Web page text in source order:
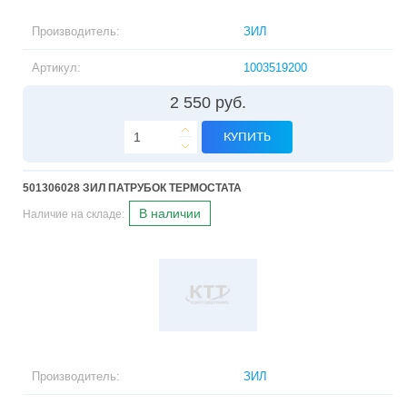
Производитель: ЗИЛ
Артикул: 1003519200
2 550 руб.
КУПИТЬ
501306028 ЗИЛ ПАТРУБОК ТЕРМОСТАТА
Наличие на складе: В наличии
Производитель: ЗИЛ